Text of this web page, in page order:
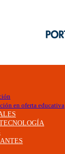
en oferta educativa